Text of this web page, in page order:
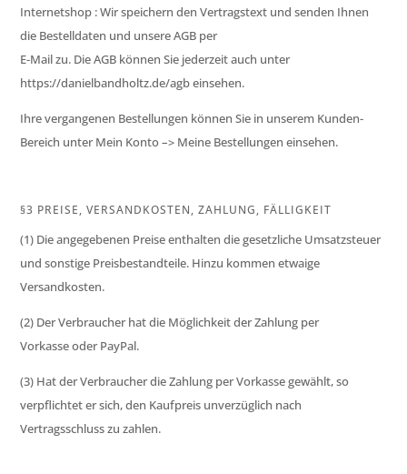
Internetshop : Wir speichern den Vertragstext und senden Ihnen
die Bestelldaten und unsere AGB per
E-Mail zu. Die AGB können Sie jederzeit auch unter
https://danielbandholtz.de/agb einsehen.
Ihre vergangenen Bestellungen können Sie in unserem Kunden-
Bereich unter Mein Konto –> Meine Bestellungen einsehen.
§3 PREISE, VERSANDKOSTEN, ZAHLUNG, FÄLLIGKEIT
(1) Die angegebenen Preise enthalten die gesetzliche Umsatzsteuer
und sonstige Preisbestandteile. Hinzu kommen etwaige
Versandkosten.
(2) Der Verbraucher hat die Möglichkeit der Zahlung per
Vorkasse oder PayPal.
(3) Hat der Verbraucher die Zahlung per Vorkasse gewählt, so
verpflichtet er sich, den Kaufpreis unverzüglich nach
Vertragsschluss zu zahlen.